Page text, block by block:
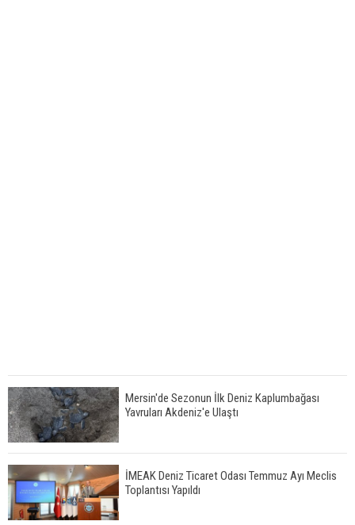
Mersin'de Sezonun İlk Deniz Kaplumbağası
Yavruları Akdeniz'e Ulaştı
İMEAK Deniz Ticaret Odası Temmuz Ayı Meclis
Toplantısı Yapıldı